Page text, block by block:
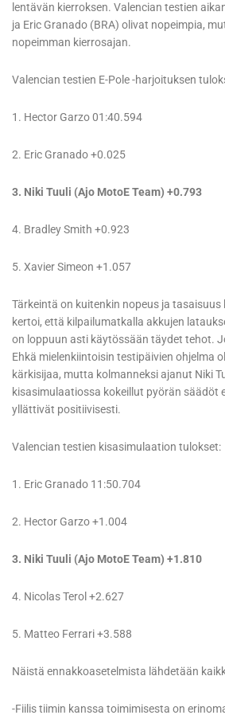
lentävän kierroksen. Valencian testien
ja Eric Granado (BRA) olivat nopeimpia,
nopeimman kierrosajan.
Valencian testien E-Pole -harjoituksen
1. Hector Garzo 01:40.594
2. Eric Granado +0.025
3. Niki Tuuli (Ajo MotoE Team) +0.793
4. Bradley Smith +0.923
5. Xavier Simeon +1.057
Tärkeintä on kuitenkin nopeus ja
kertoi, että kilpailumatkalla akkujen
on loppuun asti käytössään täydet tehot.
Ehkä mielenkiintoisin testipäivien ohjelma
kärkisijaa, mutta kolmanneksi ajanut Niki
kisasimulaatiossa kokeillut pyörän säädöt
yllättivät positiivisesti.
Valencian testien kisasimulaation tulokset:
1. Eric Granado 11:50.704
2. Hector Garzo +1.004
3. Niki Tuuli (Ajo MotoE Team) +1.810
4. Nicolas Terol +2.627
5. Matteo Ferrari +3.588
Näistä ennakkoasetelmista lähdetään
-Fiilis tiimin kanssa toimimisesta on